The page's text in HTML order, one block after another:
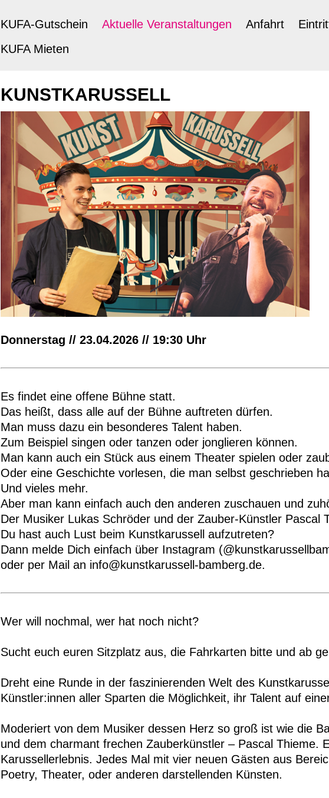
KUFA-Gutschein Aktuelle Veranstaltungen Anfahrt
KUFA Mieten
KUNSTKARUSSELL
Donnerstag // 23.04.2026 // 19:30 Uhr
Es findet eine offene Bühne statt.
Das heißt, dass alle auf der Bühne auftreten dürfen.
Man muss dazu ein besonderes Talent haben.
Zum Beispiel singen oder tanzen oder jonglieren können.
Man kann auch ein Stück aus einem Theater spielen oder
Oder eine Geschichte vorlesen, die man selbst geschrieben
Und vieles mehr.
Aber man kann einfach auch den anderen zuschauen und
Der Musiker Lukas Schröder und der Zauber-Künstler Pascal
Du hast auch Lust beim Kunstkarussell aufzutreten?
Dann melde Dich einfach über Instagram
oder per Mail an info@kunstkarussell-bamberg.de.
Wer will nochmal, wer hat noch nicht?
Sucht euch euren Sitzplatz aus, die Fahrkarten bitte und ab
Dreht eine Runde in der faszinierenden Welt des
Künstler:innen aller Sparten die Möglichkeit, ihr Talent auf
Moderiert von dem Musiker dessen Herz so groß ist wie die
und dem charmant frechen Zauberkünstler – Pascal Thieme.
Karussellerlebnis. Jedes Mal mit vier neuen Gästen aus
Poetry, Theater, oder anderen darstellenden Künsten.